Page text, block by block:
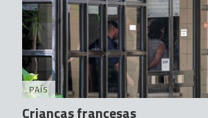
PAÍS
Crianças francesas